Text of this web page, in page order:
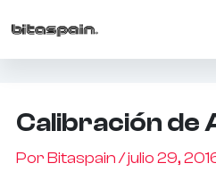
Calibración de
PorBitaspain/julio 29,